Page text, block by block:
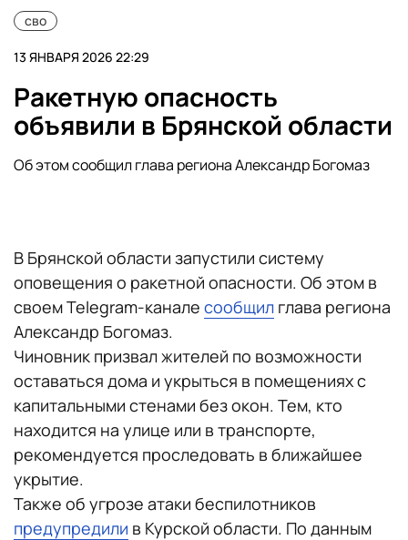
сво
13 ЯНВАРЯ 2026 22:29
Ракетную опасность
объявили в Брянской области
Об этом сообщил глава региона Александр Богомаз
В Брянской области запустили систему
оповещения о ракетной опасности. Об этом в
своем Telegram-канале сообщил глава региона
Александр Богомаз.
Чиновник призвал жителей по возможности
оставаться дома и укрыться в помещениях с
капитальными стенами без окон. Тем, кто
находится на улице или в транспорте,
рекомендуется проследовать в ближайшее
укрытие.
Также об угрозе атаки беспилотников
предупредили в Курской области. По данным